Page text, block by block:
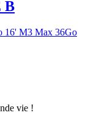
B
vie !